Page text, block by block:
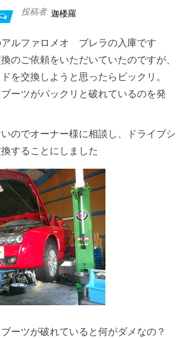
投稿者: 迦楼羅
ルファロメオ ブレラの入庫です
のご依頼をいただいていたのですが、
を交換しようと思ったらビックリ。
ーツがパックリと破れているのを発
のでオーナー様に相談し、ドライブシ
することにしました
ーツが破れていると何がダメなの？